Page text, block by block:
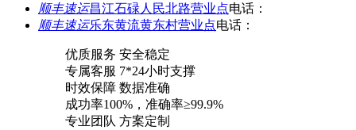
顺丰速运昌江石碌人民北路营业点电话：
顺丰速运乐东黄流黄东村营业点电话：
优质服务 安全稳定
专属客服 7*24小时支撑
时效保障 数据准确
成功率100%，准确率≥99.9%
专业团队 方案定制